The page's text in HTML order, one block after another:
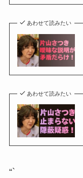
あわせて読みたい
あわせて読みたい
“`